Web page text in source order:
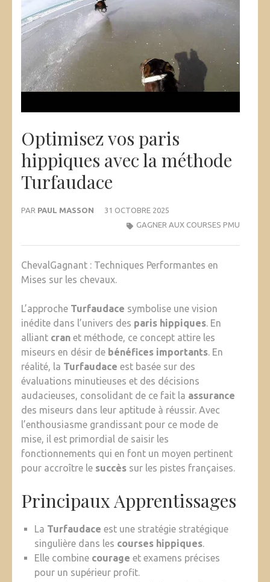
Optimisez vos paris
hippiques avec la méthode
Turfaudace
PAR PAUL MASSON
31 OCTOBRE 2025
GAGNER AUX COURSES PMU
ChevalGagnant : Techniques Performantes en
Mises sur les chevaux.
L’approche Turfaudace symbolise une vision
inédite dans l’univers des paris hippiques. En
alliant cran et méthode, ce concept attire les
miseurs en désir de bénéfices importants. En
réalité, la Turfaudace est basée sur des
évaluations minutieuses et des décisions
audacieuses, consolidant de ce fait la assurance
des miseurs dans leur aptitude à réussir. Avec
l’enthousiasme grandissant pour ce mode de
mise, il est primordial de saisir les
fonctionnements qui en font un moyen pertinent
pour accroître le succès sur les pistes françaises.
Principaux Apprentissages
La Turfaudace est une stratégie stratégique
singulière dans les courses hippiques.
Elle combine courage et examens précises
pour un supérieur profit.